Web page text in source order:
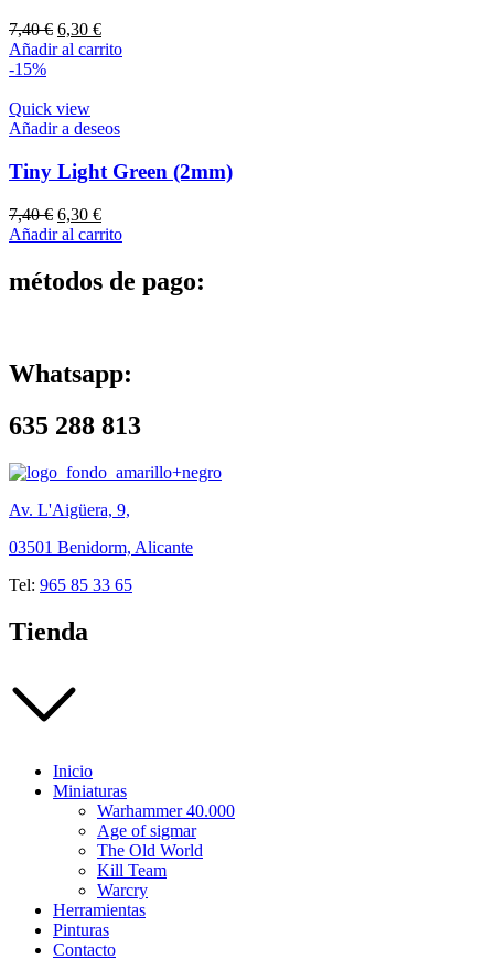
7,40€ El
precio
7,40 €.
6,30 €El
precio
Añadir al carrito
-15%
Quick view
Añadir a deseos
Tiny Light Green (2mm)
7,40€ El
precio
era:
7,40 €.
6,30 €El
precio
es:
6,30 €.
Añadir al carrito
métodos de pago:
Whatsapp:
635 288 813
Av. L'Aigüera, 9,
03501 Benidorm, Alicante
Tel: 965 85 33 65
Tienda
Inicio
Miniaturas
Warhammer 40.000
Age of sigmar
The Old World
Kill Team
Warcry
Herramientas
Pinturas
Contacto